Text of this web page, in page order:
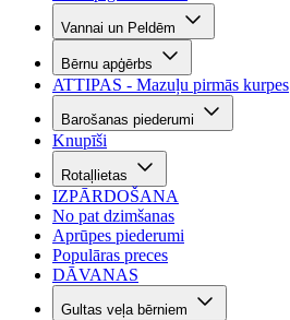
Vannai un Peldēm
Bērnu apģērbs
ATTIPAS - Mazuļu pirmās kurpes
Barošanas piederumi
Knupīši
Rotaļlietas
IZPĀRDOŠANA
No pat dzimšanas
Aprūpes piederumi
Populāras preces
DĀVANAS
Gultas veļa bērniem